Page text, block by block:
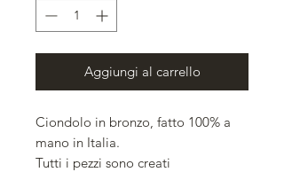
Aggiungi al carrello
Ciondolo in bronzo, fatto 100% a
mano in Italia.
Tutti i pezzi sono creati